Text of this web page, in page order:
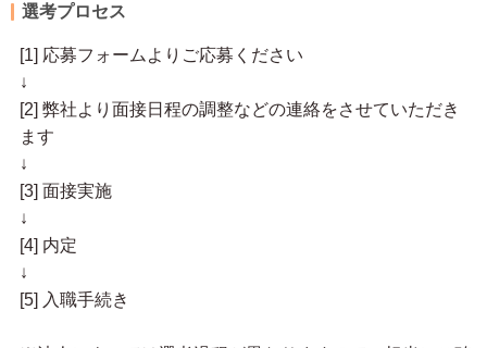
選考プロセス
[1] 応募フォームよりご応募ください
↓
[2] 弊社より面接日程の調整などの連絡をさせていただき
ます
↓
[3] 面接実施
↓
[4] 内定
↓
[5] 入職手続き